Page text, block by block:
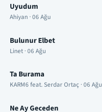
Uyudum
Ahiyan · 06 Ağu
Bulunur Elbet
Linet · 06 Ağu
Ta Burama
KARM6 feat. Serdar Ortaç · 06 Ağu
Ne Ay Geceden